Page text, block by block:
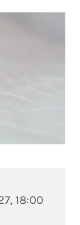
18:00